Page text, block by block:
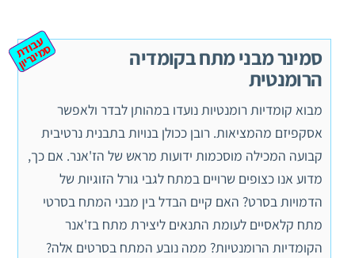
סמינר מבני מתח בקומדיה
הרומנטית
ע
ב
וד
ת
ס
מ
ינ
ר
יון
מבוא קומדיות רומנטיות נועדו במהותן לבדר ולאפשר
אסקפיזם מהמציאות. רובן ככולן בנויות בתבנית נרטיבית
קבועה המכילה מוסכמות ידועות מראש של הז'אנר. אם כך,
מדוע אנו כצופים שרויים במתח לגבי גורל הזוגיות של
הדמויות בסרט? האם קיים הבדל בין מבני המתח בסרטי
מתח קלאסיים לעומת התנאים ליצירת מתח בז'אנר
הקומדיות הרומנטיות? ממה נובע המתח בסרטים אלה?